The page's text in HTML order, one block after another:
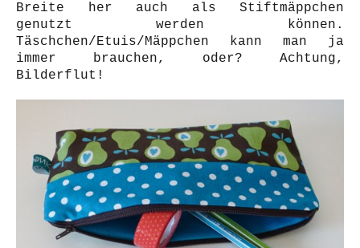
Breite her auch als Stiftmäppchen
genutzt werden können.
Täschchen/Etuis/Mäppchen kann man ja
immer brauchen, oder? Achtung,
Bilderflut!